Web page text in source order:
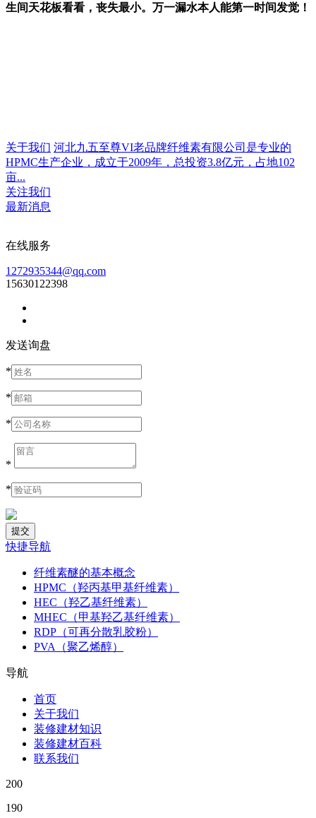
生间天花板看看，丧失最小。万一漏水本人能第一时间发觉！
关于我们 河北九五至尊VI老品牌纤维素有限公司是专业的
HPMC生产企业，成立于2009年，总投资3.8亿元，占地102
亩...
关注我们
最新消息
在线服务
1272935344@qq.com
15630122398
发送询盘
*
*
*
*
*
快捷导航
纤维素醚的基本概念
HPMC（羟丙基甲基纤维素）
HEC（羟乙基纤维素）
MHEC（甲基羟乙基纤维素）
RDP（可再分散乳胶粉）
PVA（聚乙烯醇）
导航
首页
关于我们
装修建材知识
装修建材百科
联系我们
200
190